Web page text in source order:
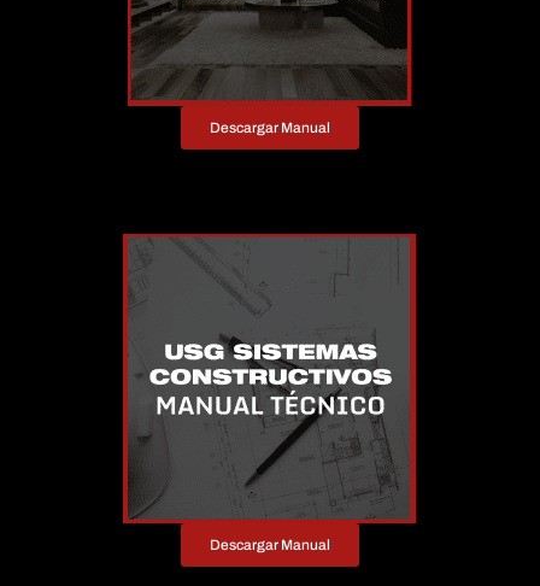
Descargar Manual
Descargar Manual